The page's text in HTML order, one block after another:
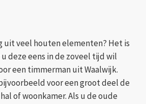
uit veel houten elementen? Het is
deze eens in de zoveel tijd wil
een timmerman uit Waalwijk.
voor een groot deel de
of woonkamer. Als u de oude